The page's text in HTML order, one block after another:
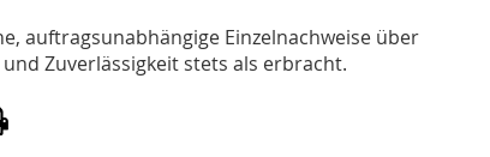
auftragsunabhängige Einzelnachweise über
Zuverlässigkeit stets als erbracht.